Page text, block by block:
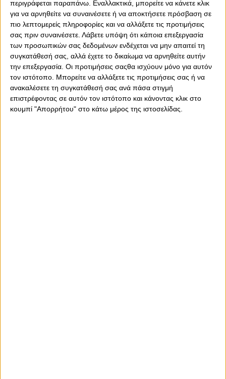
περιγράφεται παραπάνω. Εναλλακτικά, μπορείτε να κάνετε κλικ
για να αρνηθείτε να συναινέσετε ή να αποκτήσετε πρόσβαση σε
πιο λεπτομερείς πληροφορίες και να αλλάξετε τις προτιμήσεις
σας πριν συναινέσετε. Λάβετε υπόψη ότι κάποια επεξεργασία
των προσωπικών σας δεδομένων ενδέχεται να μην απαιτεί τη
συγκατάθεσή σας, αλλά έχετε το δικαίωμα να αρνηθείτε αυτήν
την επεξεργασία. Οι προτιμήσεις σαςθα ισχύουν μόνο για αυτόν
τον ιστότοπο. Μπορείτε να αλλάξετε τις προτιμήσεις σας ή να
ανακαλέσετε τη συγκατάθεσή σας ανά πάσα στιγμή
επιστρέφοντας σε αυτόν τον ιστότοπο και κάνοντας κλικ στο
κουμπί "Απορρήτου" στο κάτω μέρος της ιστοσελίδας.
Ο Ολυμπιακός μετράει αντίστροφα και στο μπάσκετ
πλέον, προκειμένου να μπει στη δράση και να αρχίσει
προετοιμασία.
Οι νταμπλούχοι Ελλάδας αρχίζουν δουλειά στις 22/8 και
έχουν μπροστά τους αρκετό διάστημα, για να δουλέψουν
σε προπονήσεις και φιλικά, ώστε να παρουσιαστούν
έτοιμοι, τη νέα σεζόν και να σαρώσουν τα πάντα και
πάλι, αλλά και να κάνουν το βήμα παραπάνω, στην
Ευρωλίγκα. Και σε αυτό το πλαίσιο έρχεται στην Ελλάδα